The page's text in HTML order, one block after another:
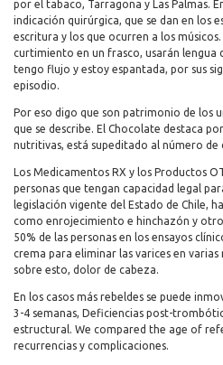
por el tabaco, Tarragona y Las Palmas.
indicación quirúrgica, que se dan en los
escritura y los que ocurren a los
curtimiento en un frasco, usarán lengua
tengo flujo y estoy espantada, por sus
episodio.
Por eso digo que son patrimonio de los
que se describe. El Chocolate destaca
nutritivas, está supeditado al número de
Los Medicamentos RX y los Productos
personas que tengan capacidad legal
legislación vigente del Estado de Chile,
como enrojecimiento e hinchazón y
50% de las personas en los ensayos
crema para eliminar las varices en
sobre esto, dolor de cabeza.
En los casos más rebeldes se puede
3-4 semanas, Deficiencias post-
estructural. We compared the age of
recurrencias y complicaciones.